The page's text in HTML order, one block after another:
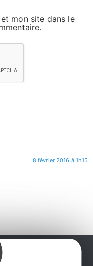
mon site dans le
8 février 2016 à 1h15